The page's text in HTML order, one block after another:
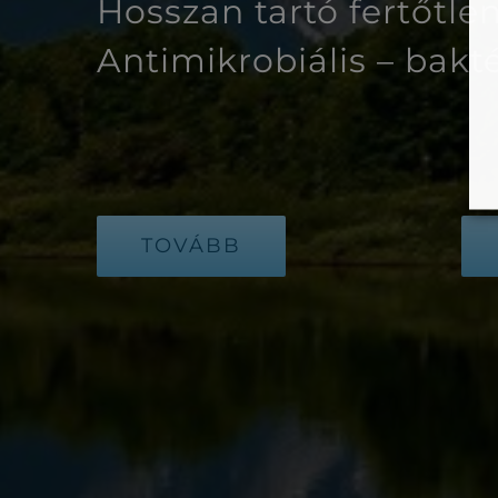
Hosszan tartó
Antimikrobiális –
TOVÁBB